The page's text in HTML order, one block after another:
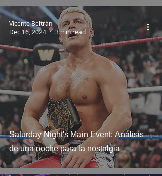
Saturday Night's Main Event: Análisis
de una noche para la nostalgia
Vicente Beltrán
Dec 16, 2024
3 min read